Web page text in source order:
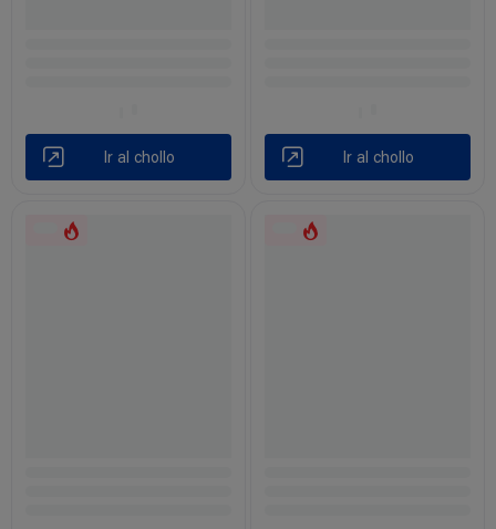
Ir al chollo Ir al chollo